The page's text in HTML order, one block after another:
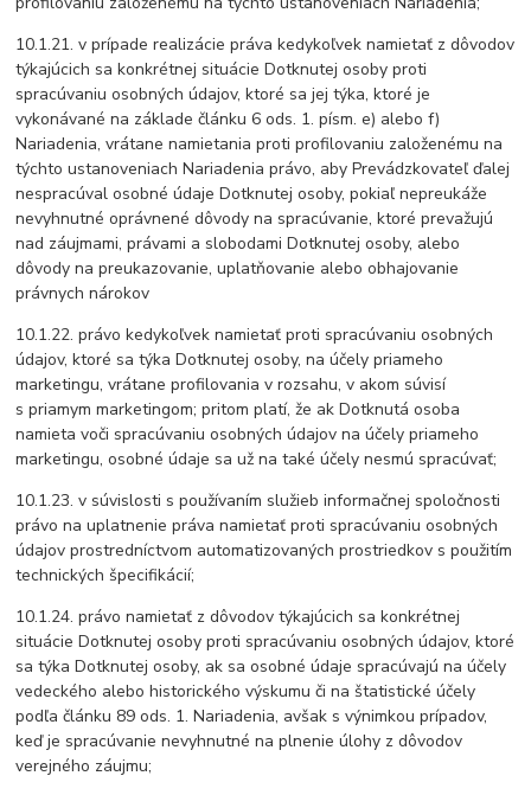
10.1.21. v prípade realizácie práva kedykoľvek namietať z dôvodov
týkajúcich sa konkrétnej situácie Dotknutej osoby proti
spracúvaniu osobných údajov, ktoré sa jej týka, ktoré je
vykonávané na základe článku 6 ods. 1. písm. e) alebo f)
Nariadenia, vrátane namietania proti profilovaniu založenému na
týchto ustanoveniach Nariadenia právo, aby Prevádzkovateľ ďalej
nespracúval osobné údaje Dotknutej osoby, pokiaľ nepreukáže
nevyhnutné oprávnené dôvody na spracúvanie, ktoré prevažujú
nad záujmami, právami a slobodami Dotknutej osoby, alebo
dôvody na preukazovanie, uplatňovanie alebo obhajovanie
právnych nárokov
10.1.22. právo kedykoľvek namietať proti spracúvaniu osobných
údajov, ktoré sa týka Dotknutej osoby, na účely priameho
marketingu, vrátane profilovania v rozsahu, v akom súvisí
s priamym marketingom; pritom platí, že ak Dotknutá osoba
namieta voči spracúvaniu osobných údajov na účely priameho
marketingu, osobné údaje sa už na také účely nesmú spracúvať;
10.1.23. v súvislosti s používaním služieb informačnej spoločnosti
právo na uplatnenie práva namietať proti spracúvaniu osobných
údajov prostredníctvom automatizovaných prostriedkov s použitím
technických špecifikácií;
10.1.24. právo namietať z dôvodov týkajúcich sa konkrétnej
situácie Dotknutej osoby proti spracúvaniu osobných údajov, ktoré
sa týka Dotknutej osoby, ak sa osobné údaje spracúvajú na účely
vedeckého alebo historického výskumu či na štatistické účely
podľa článku 89 ods. 1. Nariadenia, avšak s výnimkou prípadov,
keď je spracúvanie nevyhnutné na plnenie úlohy z dôvodov
verejného záujmu;